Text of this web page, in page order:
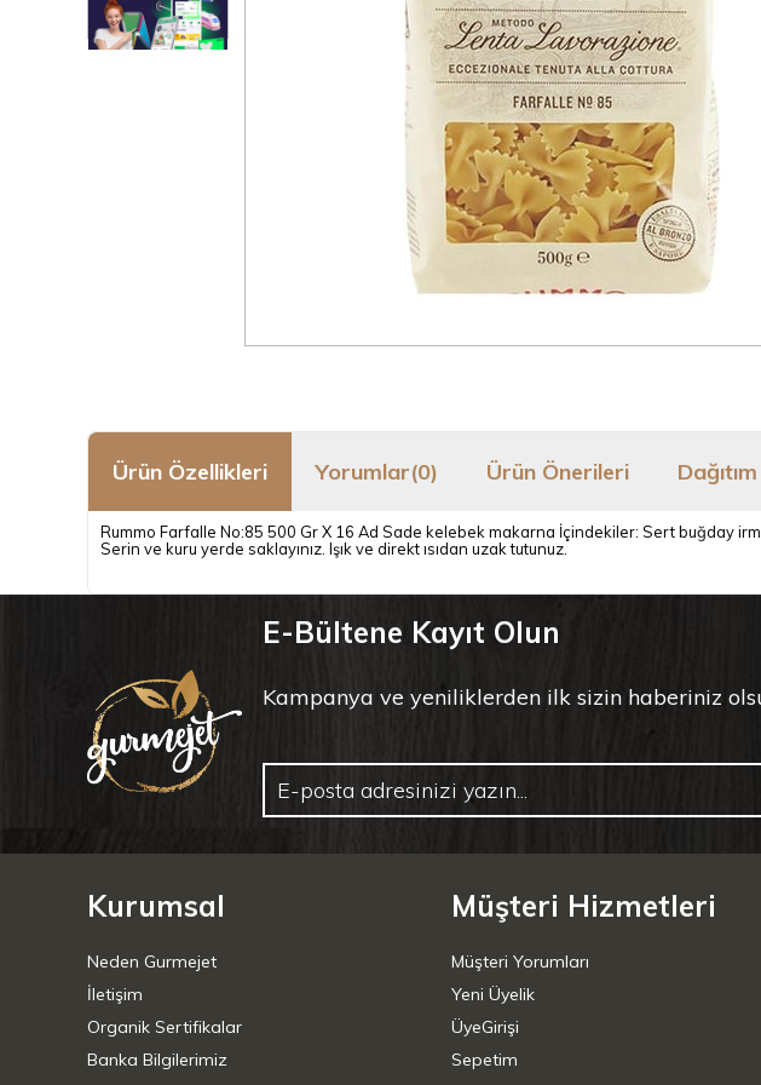
Ürün Özellikleri Yorumlar(0) Ürün Önerileri
Rummo Farfalle No:85 500 Gr X 16 Ad Sade kelebek makarna İçindekiler: Sert buğday
Serin ve kuru yerde saklayınız. Işık ve direkt ısıdan uzak tutunuz.
E-Bültene Kayıt Olun
Kampanya ve yeniliklerden ilk sizin haberiniz
Kurumsal
Neden Gurmejet
İletişim
Organik Sertifikalar
Banka Bilgilerimiz
Müşteri Hizmetleri
Müşteri Yorumları
Yeni Üyelik
ÜyeGirişi
Sepetim